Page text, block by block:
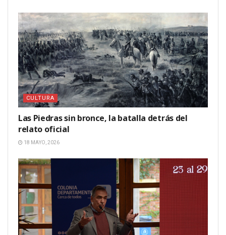
CULTURA
Las Piedras sin bronce, la batalla detrás del
relato oficial
18 MAYO, 2026